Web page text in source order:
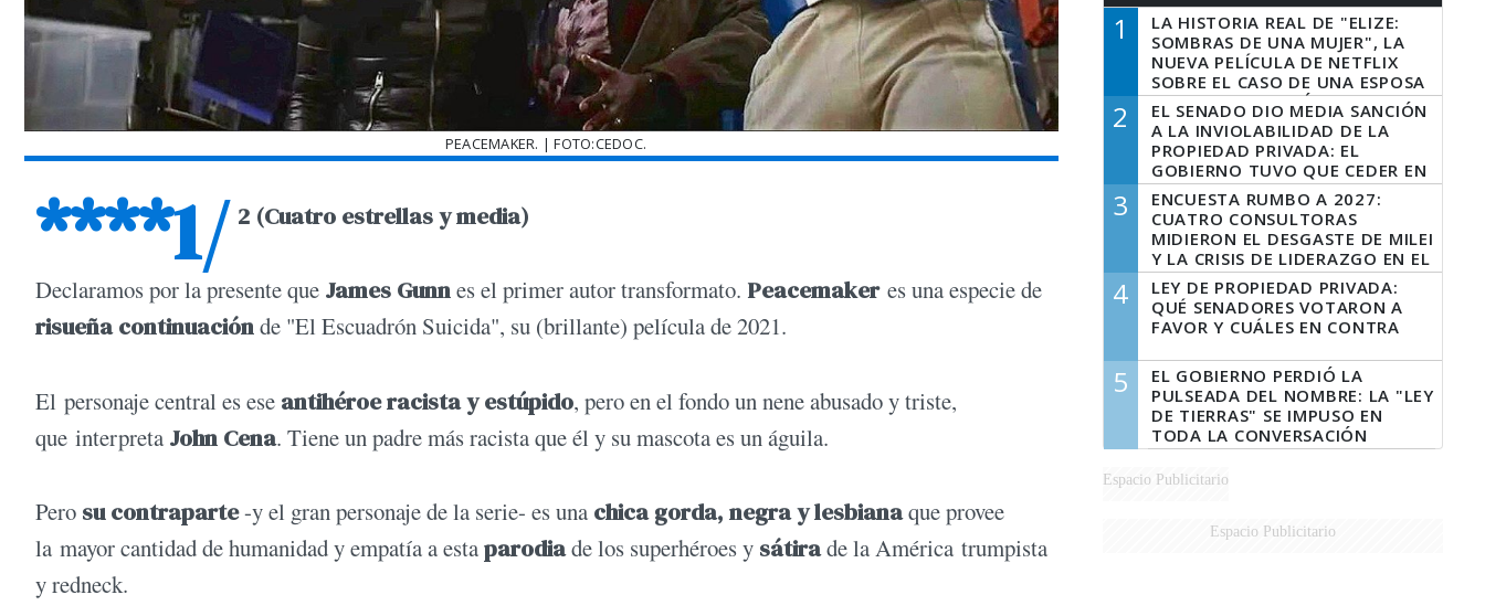
PEACEMAKER. | FOTO:CEDOC.
****1/ 2 (Cuatro estrellas y media)
Declaramos por la presente que James Gunnes el primer autor transformato. Peacemakeres una especie de
risueña continuaciónde "El Escuadrón Suicida", su (brillante) película de 2021.
El personaje central es ese antihéroe racista y estúpido, pero en el fondo un nene abusado y triste,
que interpreta John Cena. Tiene un padre más racista que él y su mascota es un águila.
Pero su contraparte-y el gran personaje de la serie- es una chica gorda, negra y lesbianaque provee
la mayor cantidad de humanidad y empatía a estaparodiade los superhéroes y sátirade la América trumpista
y redneck.
1
LA HISTORIA REAL DE "ELIZE:
SOMBRAS DE UNA MUJER", LA
NUEVA PELÍCULA DE NETFLIX
SOBRE EL CASO DE UNA ESPOSA
QUE DESCUARTIZÓ A SU
MARIDO
2
EL SENADO DIO MEDIA SANCIÓN
A LA INVIOLABILIDAD DE LA
PROPIEDAD PRIVADA: EL
GOBIERNO TUVO QUE CEDER EN
LA LEY DEL MANEJO DEL FUEGO
3
ENCUESTA RUMBO A 2027:
CUATRO CONSULTORAS
MIDIERON EL DESGASTE DE MILEI
Y LA CRISIS DE LIDERAZGO EN EL
PERONISMO
4
LEY DE PROPIEDAD PRIVADA:
QUÉ SENADORES VOTARON A
FAVOR Y CUÁLES EN CONTRA
5
EL GOBIERNO PERDIÓ LA
PULSEADA DEL NOMBRE: LA "LEY
DE TIERRAS" SE IMPUSO EN
TODA LA CONVERSACIÓN
DIGITAL
Espacio Publicitario
Espacio Publicitario